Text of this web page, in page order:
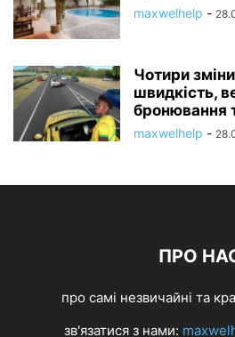
maxwelhelp -
Чотири зміни
швидкість,
бронювання
maxwelhelp -
ПРО
про самі незвичайні та
зв'язатися з нами: